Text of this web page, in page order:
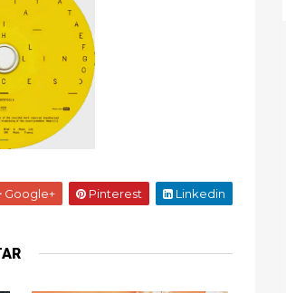
Google+ Pinterest Linkedin